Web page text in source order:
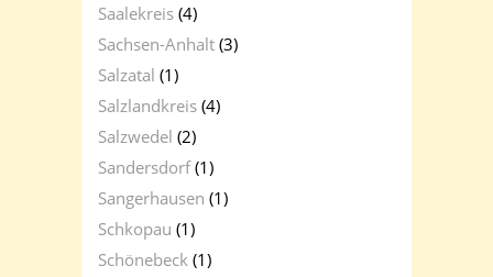
Saalekreis (4)
Sachsen-Anhalt (3)
Salzatal (1)
Salzlandkreis (4)
Salzwedel (2)
Sandersdorf(1)
Sangerhausen (1)
Schkopau (1)
Schönebeck (1)